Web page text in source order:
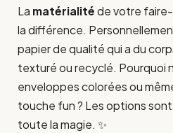
La matérialitéde votre
la différence.
papier de qualité qui a du
texturé ou recyclé. Pourquoi
enveloppes colorées ou
touche fun ? Les options
toute la magie. ✨